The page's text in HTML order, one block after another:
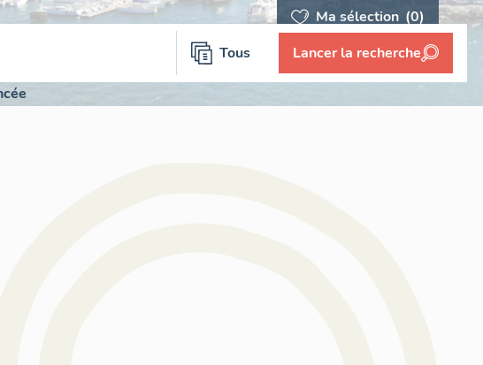
Ma sélection (0)
Tous Lancer la recherche